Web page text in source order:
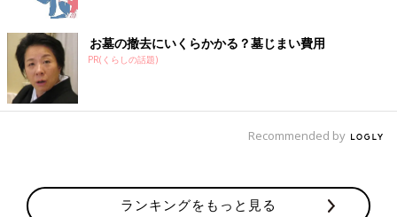
お墓の撤去にいくらかかる？墓じまい費用
PR(くらしの話題)
Recommended by
ランキングをもっと見る